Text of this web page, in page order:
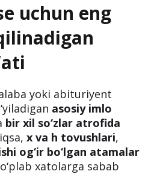
uchun eng
yoki abituriyent
asosiy imlo
bir xil so‘zlar atrofida
x va h tovushlari,
og‘ir bo‘lgan atamalar
xatolarga sabab